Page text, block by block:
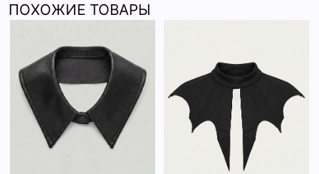
ПОХОЖИЕ ТОВАРЫ